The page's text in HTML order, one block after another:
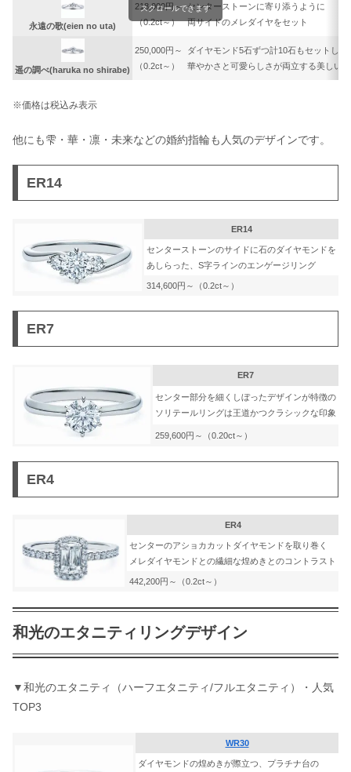
永遠の歌(eien no uta)
218,000円～
（0.2ct～）
センターストーンに寄り添うように
両サイドのメレダイヤをセット
遥の調べ(haruka no shirabe)
250,000円～
（0.2ct～）
ダイヤモンド5石ずつ計10石もセットして
華やかさと可愛らしさが両立する美しい
スクロールできます
※価格は税込み表示
他にも雫・華・凛・未来などの婚約指輪も人気のデザインです。
ER14
ER14
センターストーンのサイドに石のダイヤモンドを
あしらった、S字ラインのエンゲージリング
314,600円～（0.2ct～）
ER7
ER7
センター部分を細くしぼったデザインが特徴の
ソリテールリングは王道かつクラシックな印象
259,600円～（0.20ct～）
ER4
ER4
センターのアショカカットダイヤモンドを取り巻く
メレダイヤモンドとの繊細な煌めきとのコントラスト
442,200円～（0.2ct～）
和光のエタニティリングデザイン
▼和光のエタニティ（ハーフエタニティ/フルエタニティ）・人気
TOP3​​
WR30
ダイヤモンドの煌めきが際立つ、プラチナ台の